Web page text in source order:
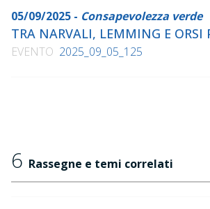
05/09/2025 - Consapevolezza verde
TRA NARVALI, LEMMING E ORSI
EVENTO 2025_09_05_125
6 Rassegne e temi correlati